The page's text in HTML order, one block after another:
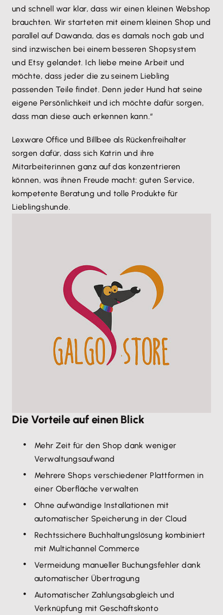
und schnell war klar, dass wir einen kleinen Webshop
brauchten. Wir starteten mit einem kleinen Shop und
parallel auf Dawanda, das es damals noch gab und
sind inzwischen bei einem besseren Shopsystem
und Etsy gelandet. Ich liebe meine Arbeit und
möchte, dass jeder die zu seinem Liebling
passenden Teile findet. Denn jeder Hund hat seine
eigene Persönlichkeit und ich möchte dafür sorgen,
dass man diese auch erkennen kann.“
Lexware Office und Billbee als Rückenfreihalter
sorgen dafür, dass sich Katrin und ihre
Mitarbeiterinnen ganz auf das konzentrieren
können, was ihnen Freude macht: guten Service,
kompetente Beratung und tolle Produkte für
Lieblingshunde.
Die Vorteile auf einen Blick
Mehr Zeit für den Shop dank weniger
Verwaltungsaufwand
Mehrere Shops verschiedener Plattformen in
einer Oberfläche verwalten
Ohne aufwändige Installationen mit
automatischer Speicherung in der Cloud
Rechtssichere Buchhaltungslösung kombiniert
mit Multichannel Commerce
Vermeidung manueller Buchungsfehler dank
automatischer Übertragung
Automatischer Zahlungsabgleich und
Verknüpfung mit Geschäftskonto